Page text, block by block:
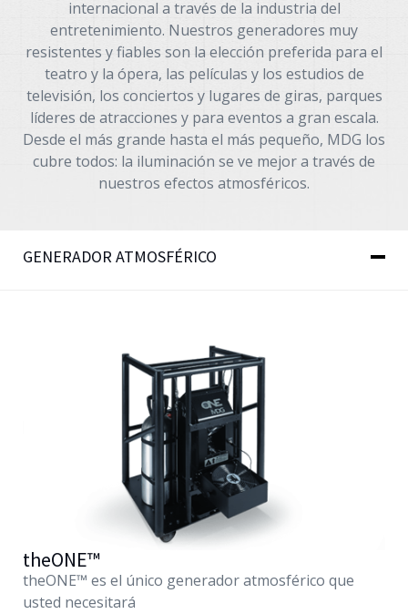
Español
internacional a través de la industria del
entretenimiento. Nuestros generadores muy
resistentes y fiables son la elección preferida para el
teatro y la ópera, las películas y los estudios de
televisión, los conciertos y lugares de giras, parques
líderes de atracciones y para eventos a gran escala.
Desde el más grande hasta el más pequeño, MDG los
cubre todos: la iluminación se ve mejor a través de
nuestros efectos atmosféricos.
GENERADOR ATMOSFÉRICO
theONE™
theONE™ es el único generador atmosférico que
usted necesitará